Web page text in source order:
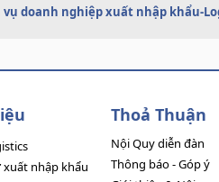
nhập khẩu
Thoả Thuận
Nội Quy diễn đàn
Thông báo - Góp ý